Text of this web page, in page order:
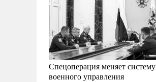
Спецоперация меняет систему
военного управления